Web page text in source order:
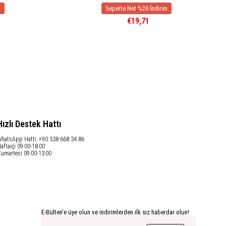
€19,71
Destek Hattı
Hattı: +90 538 668 34 86
09:00-18:00
09:00-13:00
E-Bülten'e üye olun ve indirimlerden ilk siz haberdar olun!